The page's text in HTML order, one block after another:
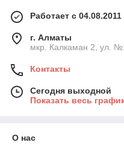
Работает с 04.08.2011
г. Алматы
мкр. Калкаман 2, ул.
Контакты
Сегодня выходной
Показать весь
О нас